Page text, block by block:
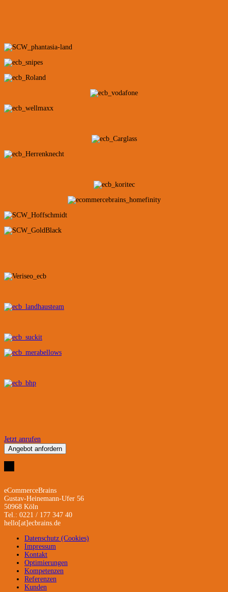
Jetzt anrufen
Angebot anfordern
eCommerceBrains
Gustav-Heinemann-Ufer 56
50968 Köln
Tel.: 0221 / 177 347 40
hello[at]ecbrains.de
Datenschutz (Cookies)
Impressum
Kontakt
Optimierungen
Kompetenzen
Referenzen
Kunden